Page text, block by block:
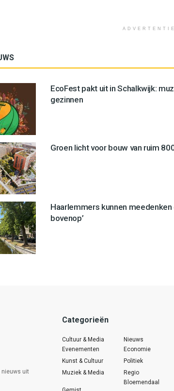
ADVERTENTIE
EcoFest pakt uit in Schalkwijk:
gezinnen
Groen licht voor bouw van ruim
Haarlemmers kunnen
bovenop’
nieuws uit
Categorieën
Cultuur & Media
Evenementen
Kunst & Cultuur
Muziek & Media
Nieuws
Economie
Politiek
Regio
Bloemendaal